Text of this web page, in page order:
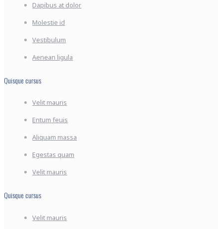
Dapibus at dolor
Molestie id
Vestibulum
Aenean ligula
Quisque cursus
Velit mauris
Entum feuis
Aliquam massa
Egestas quam
Velit mauris
Quisque cursus
Velit mauris